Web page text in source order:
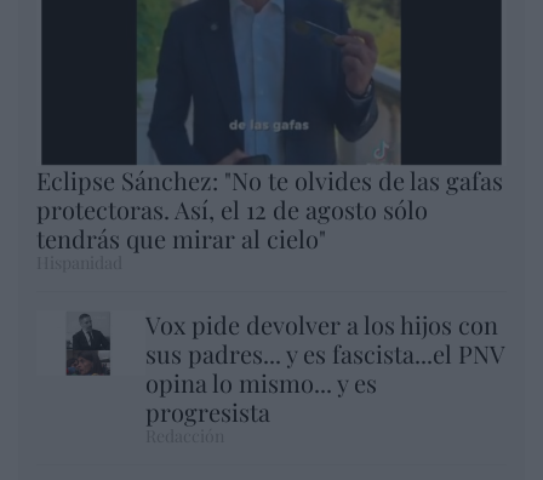
Eclipse Sánchez: "No te olvides de las gafas
protectoras. Así, el 12 de agosto sólo
tendrás que mirar al cielo"
Vox pide devolver a los hijos con
sus padres... y es fascista...el PNV
opina lo mismo... y es
progresista